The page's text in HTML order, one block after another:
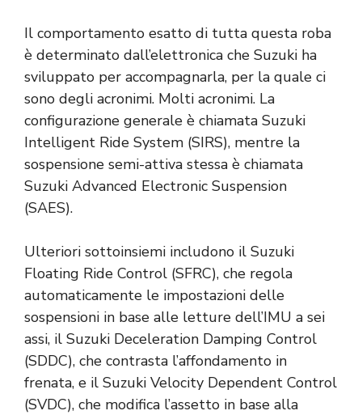
Il comportamento esatto di tutta questa roba
è determinato dall’elettronica che Suzuki ha
sviluppato per accompagnarla, per la quale ci
sono degli acronimi. Molti acronimi. La
configurazione generale è chiamata Suzuki
Intelligent Ride System (SIRS), mentre la
sospensione semi-attiva stessa è chiamata
Suzuki Advanced Electronic Suspension
(SAES).
Ulteriori sottoinsiemi includono il Suzuki
Floating Ride Control (SFRC), che regola
automaticamente le impostazioni delle
sospensioni in base alle letture dell’IMU a sei
assi, il Suzuki Deceleration Damping Control
(SDDC), che contrasta l’affondamento in
frenata, e il Suzuki Velocity Dependent Control
(SVDC), che modifica l’assetto in base alla